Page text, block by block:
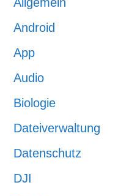
Android
App
Audio
Biologie
Dateiverwaltung
Datenschutz
DJI